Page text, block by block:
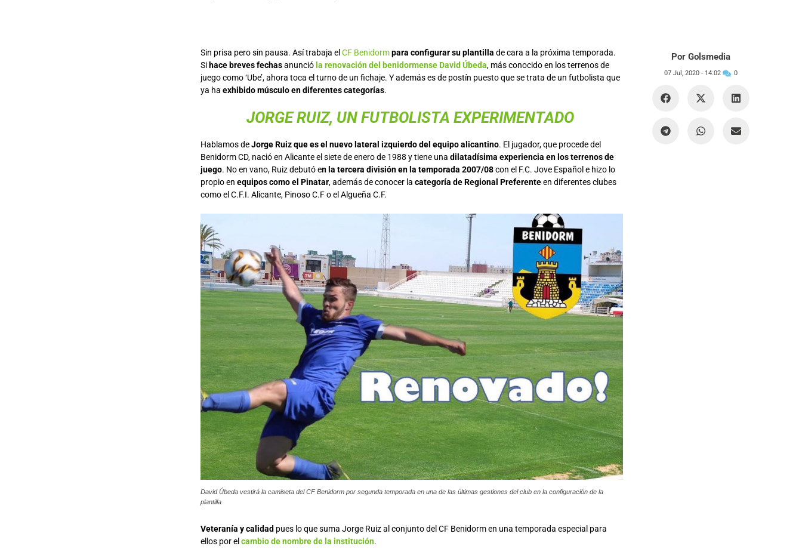
Sin prisa pero sin pausa. Así trabaja el CF Benidormpara configurar su plantilla de cara a la próxima temporada.
Si hace breves fechasanunció la renovación del benidormense David Úbeda, más conocido en los terrenos de
juego como ‘Ube’, ahora toca el turno de un fichaje. Y además es de postín puesto que se trata de un futbolista que
ya ha exhibido músculo en diferentes categorías.
JORGE RUIZ, UN FUTBOLISTA EXPERIMENTADO
Hablamos deJorge Ruiz que es el nuevo lateral izquierdo del equipo alicantino. El jugador, que procede del
Benidorm CD, nació en Alicante el siete de enero de 1988 y tiene una dilatadísima experiencia en los terrenos de
juego. No en vano, Ruiz debutó en la tercera división en la temporada 2007/08con el F.C. Jove Español e hizo lo
propio en equipos como el Pinatar, además de conocer la categoría de Regional Preferenteen diferentes clubes
como el C.F.I. Alicante, Pinoso C.F o el Algueña C.F.
David Úbeda vestirá la camiseta del CF Benidorm por segunda temporada en una de las últimas gestiones del club en la configuración de la
plantilla
Veteranía y calidad pues lo que suma Jorge Ruiz al conjunto del CF Benidorm en una temporada especial para
ellos por el cambio de nombre de la institución.
Por Golsmedia
07 Jul, 2020 - 14:02 0